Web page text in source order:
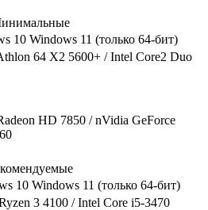
10 Windows 11 (только 64-бит)
64 X2 5600+ / Intel Core2 Duo
HD 7850 / nVidia GeForce
10 Windows 11 (только 64-бит)
3 4100 / Intel Core i5-3470